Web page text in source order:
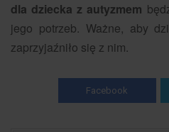
dla dziecka z autyzmem
jego potrzeb. Ważne, aby
zaprzyjaźniło się z nim.
Facebook